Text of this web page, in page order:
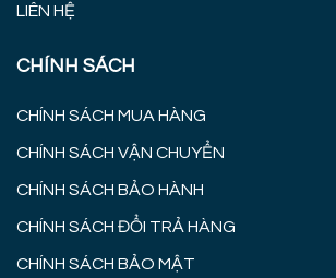
LIÊN HỆ
CHÍNH SÁCH
CHÍNH SÁCH MUA HÀNG
CHÍNH SÁCH VẬN CHUYỂN
CHÍNH SÁCH BẢO HÀNH
CHÍNH SÁCH ĐỔI TRẢ HÀNG
CHÍNH SÁCH BẢO MẬT